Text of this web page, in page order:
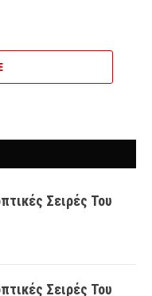
Σειρές Του
Σειρές Του